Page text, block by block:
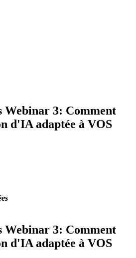
Webinar 3: Comment
d'IA adaptée à VOS
Webinar 3: Comment
d'IA adaptée à VOS